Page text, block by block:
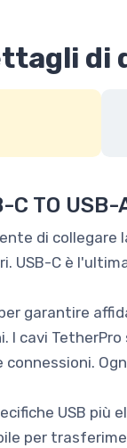
di
C TO
di
USB-C è
garantire
cavi
USB
per